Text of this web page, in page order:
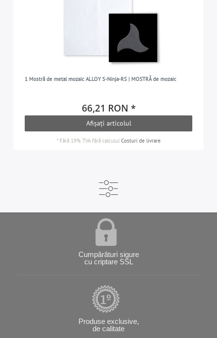
1 Mostră de metal mozaic ALLOY S-Ninja-RS | MOSTRĂ de mozaic
66,21 RON *
Afișați articolul
* Fără 19% TVAfără calculul Costuri de livrare
Cumpărături sigure
cu criptare SSL
Produse exclusive,
de calitate